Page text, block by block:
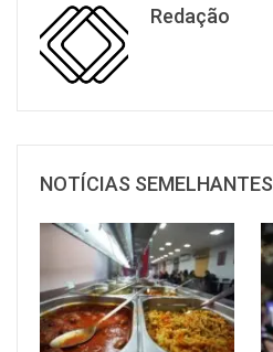
Redação
NOTÍCIAS SEMELHANTES